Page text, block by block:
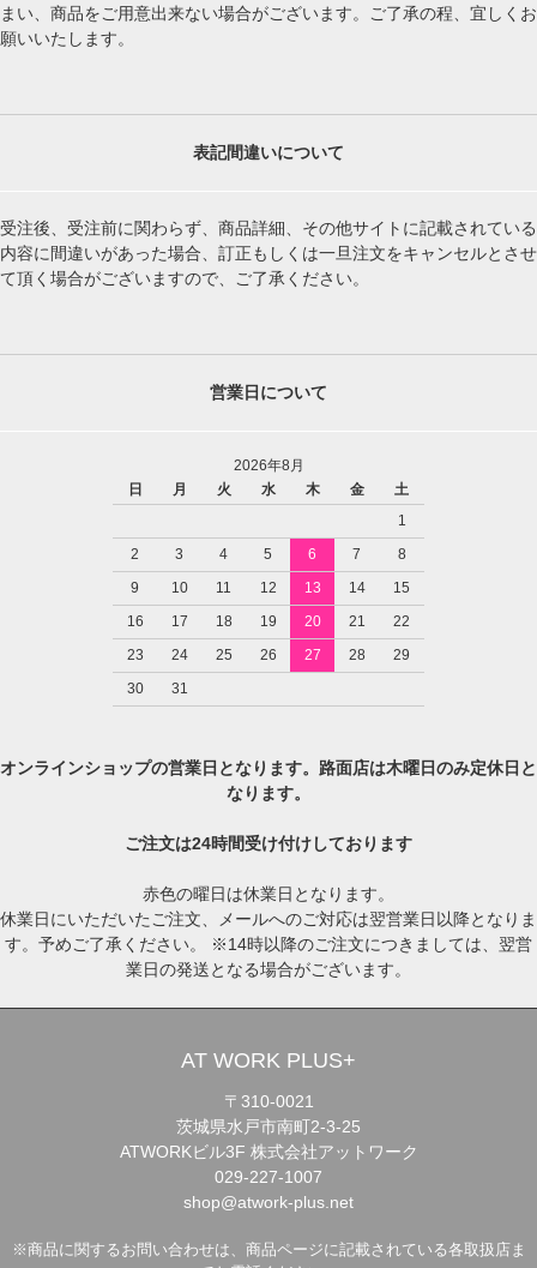
まい、商品をご用意出来ない場合がございます。ご了承の程、宜しくお
願いいたします。
表記間違いについて
受注後、受注前に関わらず、商品詳細、その他サイトに記載されている
内容に間違いがあった場合、訂正もしくは一旦注文をキャンセルとさせ
て頂く場合がございますので、ご了承ください。
営業日について
2026年8月
日
月 火 水 木 金
土
1
2
3 4 5 6 7
8
9
10 11 12 13 14
15
16
17 18 19 20 21
22
23
24 25 26 27 28
29
30
31
オンラインショップの営業日となります。路面店は木曜日のみ定休日と
なります。
ご注文は24時間受け付けしております
赤色の曜日は休業日となります。
休業日にいただいたご注文、メールへのご対応は翌営業日以降となりま
す。予めご了承ください。 ※14時以降のご注文につきましては、翌営
業日の発送となる場合がございます。
AT WORK PLUS+
〒310-0021
茨城県水戸市南町2-3-25
ATWORKビル3F 株式会社アットワーク
029-227-1007
shop@atwork-plus.net
※商品に関するお問い合わせは、商品ページに記載されている各取扱店ま